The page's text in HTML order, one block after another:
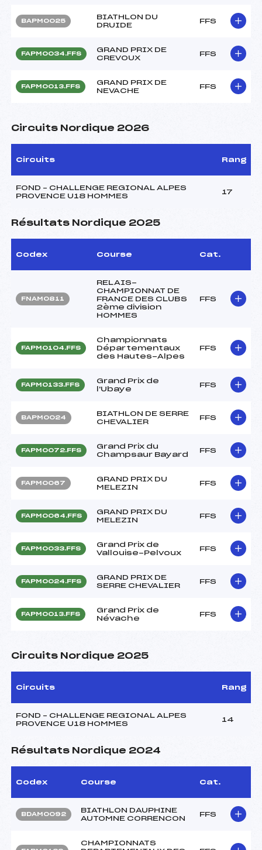
BAPM0025
BIATHLON DU
DRUIDE
FFS
FAPM0034.FFS
GRAND PRIX DE
CREVOUX
FFS
FAPM0013.FFS
GRAND PRIX DE
NEVACHE
FFS
Circuits Nordique 2026
Circuits Rang
FOND – CHALLENGE REGIONAL ALPES
PROVENCE U18 HOMMES
17
Résultats Nordique 2025
Codex Course Cat.
FNAM0811
RELAIS-
CHAMPIONNAT DE
FRANCE DES CLUBS
2ème division
HOMMES
FFS
FAPM0104.FFS
Championnats
Départementaux
des Hautes-Alpes
FFS
FAPM0133.FFS
Grand Prix de
l'Ubaye
FFS
BAPM0024
BIATHLON DE SERRE
CHEVALIER
FFS
FAPM0072.FFS
Grand Prix du
Champsaur Bayard
FFS
FAPM0067
GRAND PRIX DU
MELEZIN
FFS
FAPM0064.FFS
GRAND PRIX DU
MELEZIN
FFS
FAPM0033.FFS
Grand Prix de
Vallouise-Pelvoux
FFS
FAPM0024.FFS
GRAND PRIX DE
SERRE CHEVALIER
FFS
FAPM0013.FFS
Grand Prix de
Névache
FFS
Circuits Nordique 2025
Circuits Rang
FOND – CHALLENGE REGIONAL ALPES
PROVENCE U18 HOMMES
14
Résultats Nordique 2024
Codex Course Cat.
BDAM0092
BIATHLON DAUPHINE
AUTOMNE CORRENCON
FFS
CHAMPIONNATS